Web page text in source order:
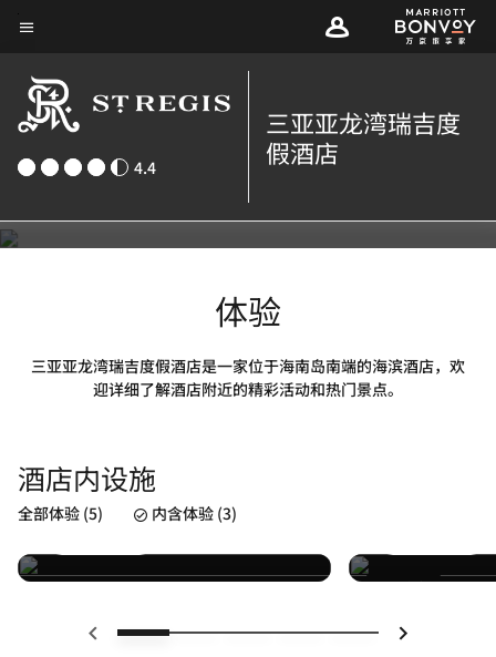
Skip
main
content
4.4
三亚亚龙湾瑞吉度
假酒店
上一页 1
体验
三亚亚龙湾瑞吉度假酒店是一家位于海南岛南端的海滨酒店，欢
迎详细了解酒店附近的精彩活动和热门景点。
酒店内设施
全部体验 (5) 内含体验 (3)
Iridium Spa
已包括
上一页 下一页